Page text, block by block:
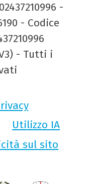
-
- Codice
- Tutti i
Utilizzo IA
sul sito